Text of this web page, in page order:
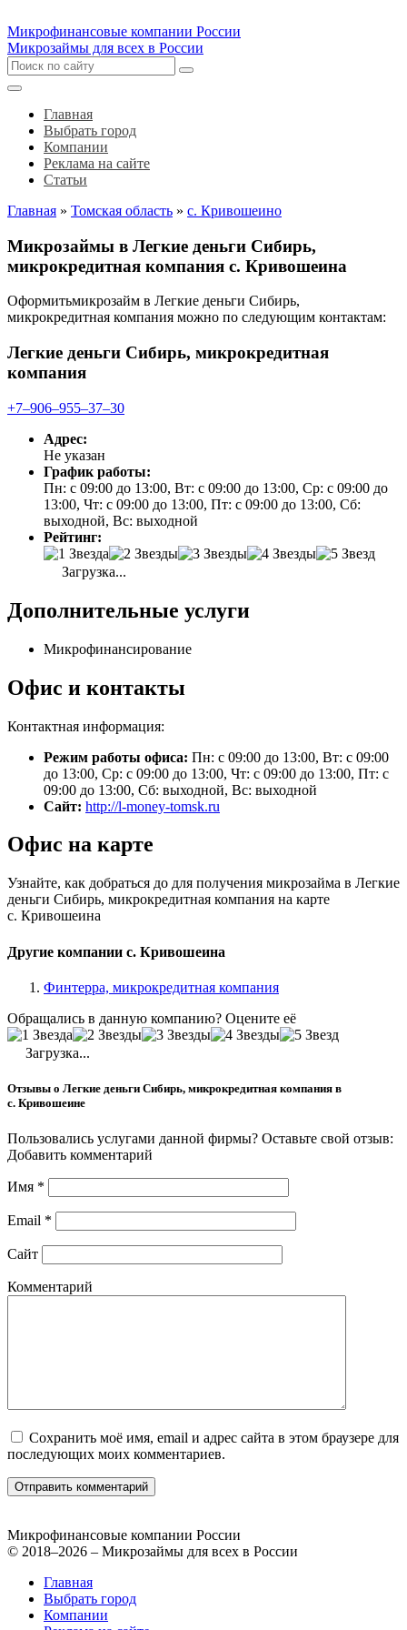
Микрофинансовые компании России
Микрозаймы для всех в России
Главная
Выбрать город
Компании
Реклама на сайте
Статьи
Главная » Томская область » с. Кривошеино
Микрозаймы в Легкие деньги Сибирь,
микрокредитная компания с. Кривошеина
Оформитьмикрозайм в Легкие деньги Сибирь,
микрокредитная компания можно по следующим контактам:
Легкие деньги Сибирь, микрокредитная
компания
+7‒906‒955‒37‒30
Адрес:
Не указан
График работы:
Пн: с 09:00 до 13:00, Вт: с 09:00 до 13:00, Ср: с 09:00 до
13:00, Чт: с 09:00 до 13:00, Пт: с 09:00 до 13:00, Сб:
выходной, Вс: выходной
Рейтинг:
Загрузка...
Дополнительные услуги
Микрофинансирование
Офис и контакты
Контактная информация:
Режим работы офиса: Пн: с 09:00 до 13:00, Вт: с 09:00
до 13:00, Ср: с 09:00 до 13:00, Чт: с 09:00 до 13:00, Пт: с
09:00 до 13:00, Сб: выходной, Вс: выходной
Сайт: http://l-money-tomsk.ru
Офис на карте
Узнайте, как добраться до для получения микрозайма в Легкие
деньги Сибирь, микрокредитная компания на карте
с. Кривошеина
Другие компании с. Кривошеина
Финтерра, микрокредитная компания
Обращались в данную компанию? Оцените её
Загрузка...
Отзывы о Легкие деньги Сибирь, микрокредитная компания в
с. Кривошеине
Пользовались услугами данной фирмы? Оставьте свой отзыв:
Добавить комментарий
Имя *
Email *
Сайт
Комментарий
Сохранить моё имя, email и адрес сайта в этом браузере для
последующих моих комментариев.
Микрофинансовые компании России
© 2018–2026 – Микрозаймы для всех в России
Главная
Выбрать город
Компании